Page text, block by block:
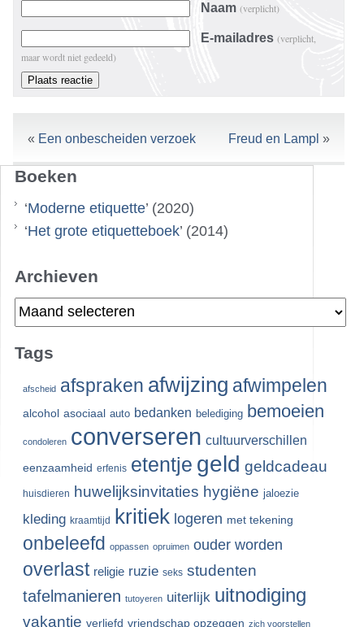
Naam (verplicht)
E-mailadres (verplicht,
maar wordt niet gedeeld)
« Een onbescheiden verzoek Freud en Lampl »
Boeken
‘Moderne etiquette’ (2020)
‘Het grote etiquetteboek’ (2014)
Archieven
Archieven
Tags
afscheid afspraken afwijzing afwimpelen
alcohol asociaal auto bedanken belediging bemoeien
condoleren converseren cultuurverschillen
eenzaamheid erfenis etentje geld geldcadeau
huisdieren huwelijksinvitaties hygiëne jaloezie
kleding kraamtijd kritiek logeren met tekening
onbeleefd oppassen opruimen ouder worden
overlast religie ruzie seks studenten
tafelmanieren tutoyeren uiterlijk uitnodiging
vakantie verliefd vriendschap opzeggen zich voorstellen